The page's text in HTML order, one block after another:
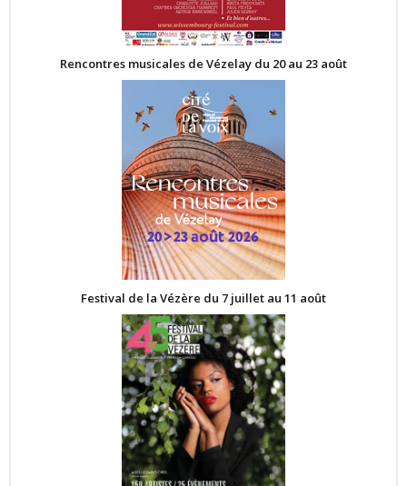
Rencontres musicales de Vézelay du 20 au 23 août
Festival de la Vézère du 7 juillet au 11 août